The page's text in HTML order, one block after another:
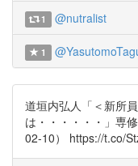
1 @nutralist
1
道垣内弘人「＜新所
は・・・・・・」専
02-10） https://t.co/